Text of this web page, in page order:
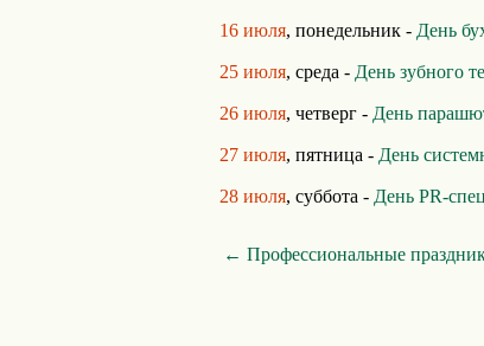
16 июля, понедельник - День
25 июля, среда - День зубного
26 июля, четверг - День
27 июля, пятница - День
28 июля, суббота - День PR-
← Профессиональные